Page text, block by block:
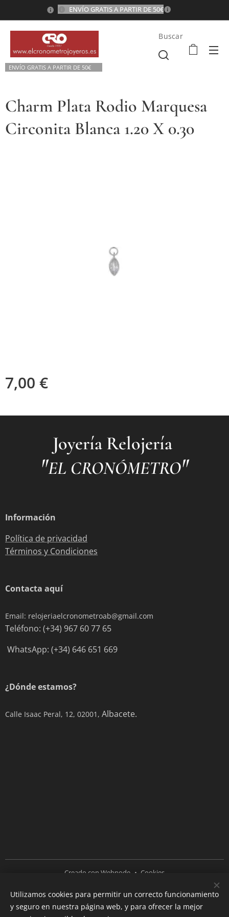
ENVÍO GRATIS A PARTIR DE 50€
ENVÍO GRATIS A PARTIR DE 50€💫
Buscar
Charm Plata Rodio Marquesa
Circonita Blanca 1.20 X 0.30
7,00 €
Joyería Relojería
"EL CRONÓMETRO"
Información
Política de privacidad
Términos y Condiciones
Contacta aquí
Email: relojeriaelcronometroab@gmail.com
Teléfono: (+34) 967 60 77 65
WhatsApp: (+34) 646 651 669
¿Dónde estamos?
Calle Isaac Peral, 12, 02001, Albacete.
Creado con Webnode Cookies
Idiomas
Español
English
Utilizamos cookies para permitir un correcto funcionamiento
y seguro en nuestra página web, y para ofrecer la mejor